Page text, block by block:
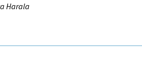
Harala